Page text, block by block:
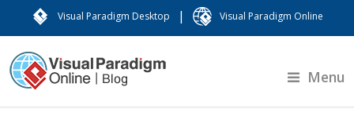
Visual Paradigm Desktop | Visual Paradigm Online
Menu